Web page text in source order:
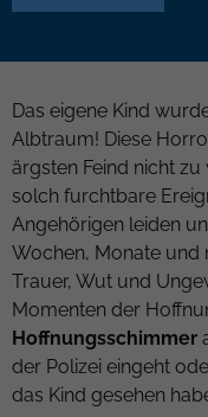
Das eigene Kind
Albtraum! Diese
ärgsten Feind nicht
solch furchtbare
Angehörigen leiden
Wochen, Monate und
Trauer, Wut und
Momenten der
Hoffnungsschimmer
der Polizei eingeht
das Kind gesehen